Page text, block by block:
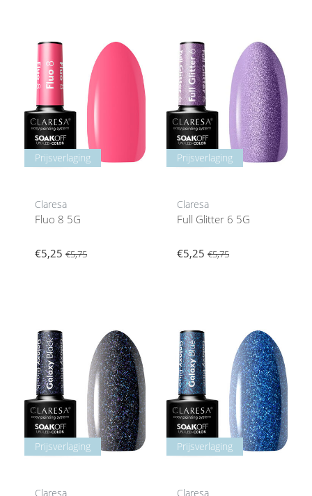
Prijsverlaging
Claresa
Fluo 8 5G
€5,25 €5,75
Prijsverlaging
Claresa
Full Glitter 6 5G
€5,25 €5,75
Prijsverlaging
Claresa
Prijsverlaging
Claresa